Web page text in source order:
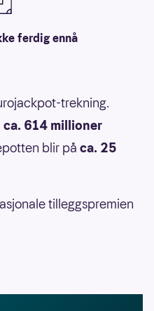
ferdig ennå
trekning.
ca. 614 millioner
blir på ca. 25
tilleggspremien